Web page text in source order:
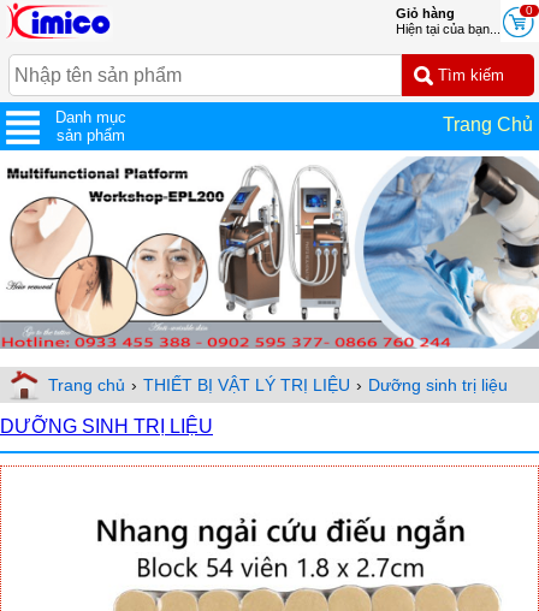
0
Giỏ hàng
Hiện tại của bạn...
Danh mục
sản phẩm
Trang Chủ
Trang chủ › THIẾT BỊ VẬT LÝ TRỊ LIỆU › Dưỡng sinh trị liệu
DƯỠNG SINH TRỊ LIỆU